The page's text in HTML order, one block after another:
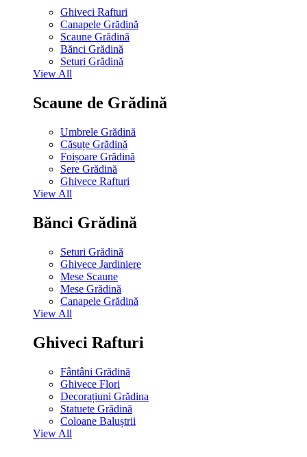
Ghiveci Rafturi
Canapele Grădină
Scaune Grădină
Bănci Grădină
Seturi Grădină
View All
Scaune de Grădină
Umbrele Grădină
Căsuțe Grădină
Foișoare Grădină
Sere Grădină
Ghivece Rafturi
View All
Bănci Grădină
Seturi Grădină
Ghivece Jardiniere
Mese Scaune
Mese Grădină
Canapele Grădină
View All
Ghiveci Rafturi
Fântâni Grădină
Ghivece Flori
Decorațiuni Grădina
Statuete Grădină
Coloane Baluștrii
View All